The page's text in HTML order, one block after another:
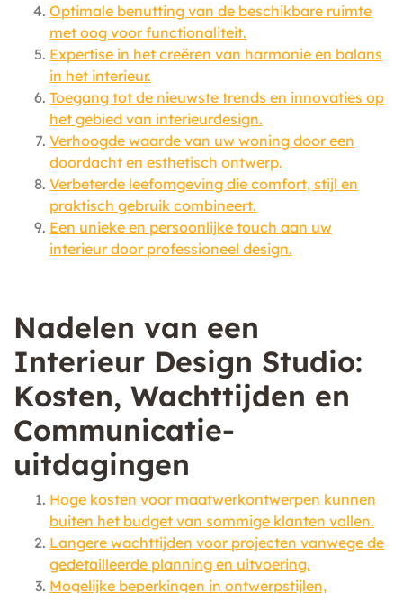
Optimale benutting van de beschikbare ruimte
met oog voor functionaliteit.
Expertise in het creëren van harmonie en balans
in het interieur.
Toegang tot de nieuwste trends en innovaties op
het gebied van interieurdesign.
Verhoogde waarde van uw woning door een
doordacht en esthetisch ontwerp.
Verbeterde leefomgeving die comfort, stijl en
praktisch gebruik combineert.
Een unieke en persoonlijke touch aan uw
interieur door professioneel design.
Nadelen van een
Interieur Design Studio:
Kosten, Wachttijden en
Communicatie-
uitdagingen
Hoge kosten voor maatwerkontwerpen kunnen
buiten het budget van sommige klanten vallen.
Langere wachttijden voor projecten vanwege de
gedetailleerde planning en uitvoering.
Mogelijke beperkingen in ontwerpstijlen,